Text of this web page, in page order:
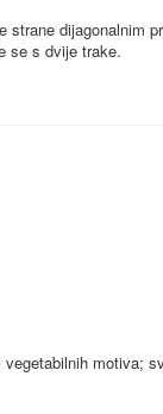
dijagonalnim
se s dvije trake.
motiva;